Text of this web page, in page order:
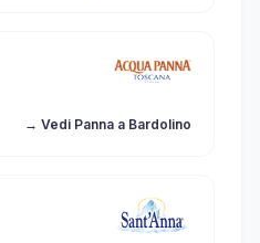
→ Vedi Panna a Bardolino